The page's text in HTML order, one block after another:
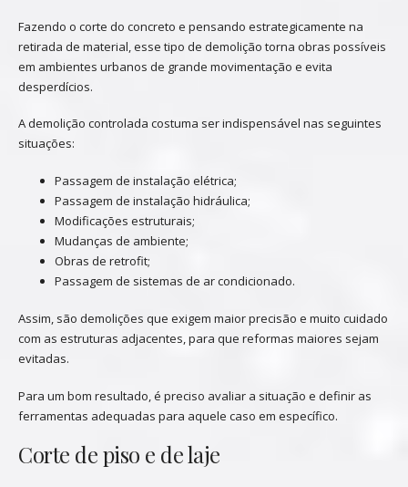
Fazendo o corte do concreto e pensando estrategicamente na
retirada de material, esse tipo de demolição torna obras possíveis
em ambientes urbanos de grande movimentação e evita
desperdícios.
A demolição controlada costuma ser indispensável nas seguintes
situações:
Passagem de instalação elétrica;
Passagem de instalação hidráulica;
Modificações estruturais;
Mudanças de ambiente;
Obras de retrofit;
Passagem de sistemas de ar condicionado.
Assim, são demolições que exigem maior precisão e muito cuidado
com as estruturas adjacentes, para que reformas maiores sejam
evitadas.
Para um bom resultado, é preciso avaliar a situação e definir as
ferramentas adequadas para aquele caso em específico.
Corte de piso e de laje